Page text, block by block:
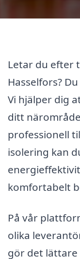
Letar du efter
Hasselfors?
Vi hjälper dig
ditt
professionell
isolering kan
komfortabelt
På vår
olika
gör det